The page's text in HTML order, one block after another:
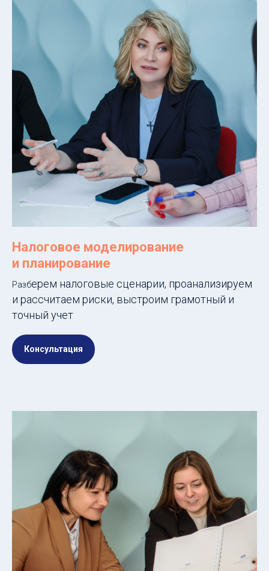
Налоговое моделирование
и планирование
Разберем налоговые сценарии, проанализируем
и рассчитаем риски, выстроим грамотный и
точный учет
Консультация